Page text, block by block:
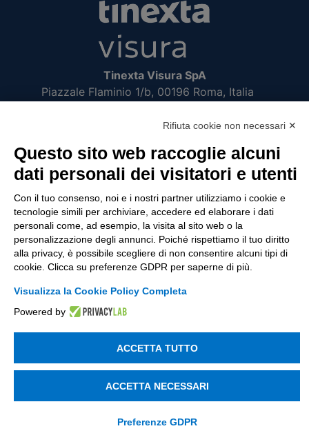
Tinexta Visura SpA
Piazzale Flaminio 1/b, 00196 Roma, Italia
Società soggetta alla direzione e coordinamento
P.IVA 05338771008 REA n. 877679
UTILITÀ
Recupero Password
Verifica attestato di presenza
Informativa cookie
Rifiuta cookie non necessari ✕
Questo sito web raccoglie alcuni
dati personali dei visitatori e utenti
Con il tuo consenso, noi e i nostri partner utilizziamo i cookie e
tecnologie simili per archiviare, accedere ed elaborare i dati
personali come, ad esempio, la visita al sito web o la
personalizzazione degli annunci. Poiché rispettiamo il tuo diritto
alla privacy, è possibile scegliere di non consentire alcuni tipi di
cookie. Clicca su preferenze GDPR per saperne di più.
Visualizza la Cookie Policy Completa
Powered by
ACCETTA TUTTO
ACCETTA NECESSARI
Preferenze GDPR